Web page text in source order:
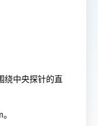
绕中央探针的直